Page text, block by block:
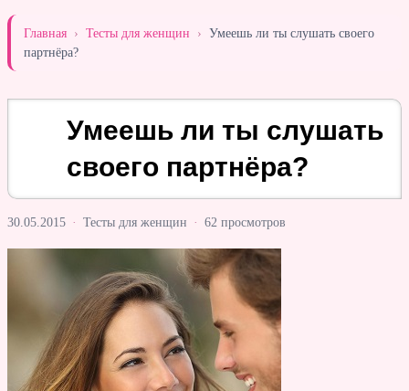
Главная › Тесты для женщин › Умеешь ли ты слушать своего
партнёра?
Умеешь ли ты слушать
своего партнёра?
30.05.2015 · Тесты для женщин · 62 просмотров